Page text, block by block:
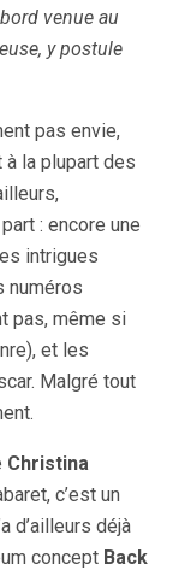
venue au
y postule
pas envie,
à la plupart des
: encore une
intrigues
numéros
pas, même si
et les
Malgré tout
Christina
c’est un
d’ailleurs déjà
concept Back